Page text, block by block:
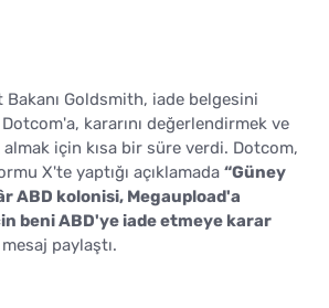
Bakanı Goldsmith, iade belgesini
kararını değerlendirmek ve
almak için kısa bir süre verdi. Dotcom,
X'te yaptığı açıklamada “Güney
ABD kolonisi, Megaupload'a
beni ABD'ye iade etmeye karar
paylaştı.